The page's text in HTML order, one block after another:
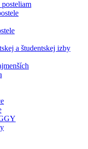
a študentskej izby